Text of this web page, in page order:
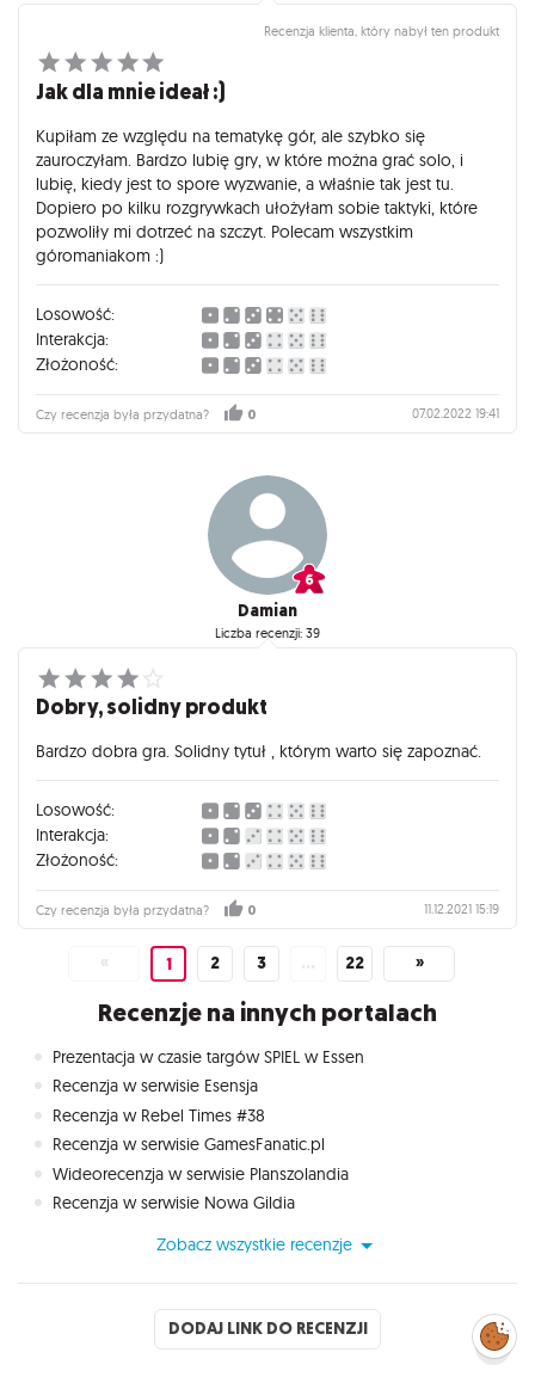
Recenzja klienta, który nabył ten produkt
Jak dla mnie ideał :)
Kupiłam ze względu na tematykę gór, ale szybko się
zauroczyłam. Bardzo lubię gry, w które można grać solo, i
lubię, kiedy jest to spore wyzwanie, a właśnie tak jest tu.
Dopiero po kilku rozgrywkach ułożyłam sobie taktyki, które
pozwoliły mi dotrzeć na szczyt. Polecam wszystkim
góromaniakom :)
Losowość:
Interakcja:
Złożoność:
Czy recenzja była przydatna? 0 07.02.2022 19:41
Damian
Liczba recenzji: 39
Dobry, solidny produkt
Bardzo dobra gra. Solidny tytuł , którym warto się zapoznać.
Losowość:
Interakcja:
Złożoność:
Czy recenzja była przydatna? 0 11.12.2021 15:19
« 1 2 3 … 22 »
Recenzje na innych portalach
Prezentacja w czasie targów SPIEL w Essen
Recenzja w serwisie Esensja
Recenzja w Rebel Times #38
Recenzja w serwisie GamesFanatic.pl
Wideorecenzja w serwisie Planszolandia
Recenzja w serwisie Nowa Gildia
Zobacz wszystkie recenzje
DODAJ LINK DO RECENZJI
Zarządzaj
preferencjami
cookies